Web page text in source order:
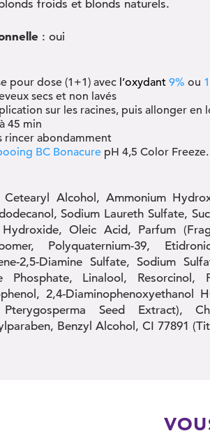
froids et blonds naturels.
: oui
pour dose (1+1) avec l’oxydant 9% ou
secs et non lavés
sur les racines, puis allonger en
45 min
rincer abondamment
BC Bonacure pH 4,5 Color Freeze.
Cetearyl Alcohol, Ammonium
Sodium Laureth Sulfate,
Oleic Acid, Parfum
Polyquaternium-39,
2,5-Diamine Sulfate, Sodium
Phosphate, Linalool, Resorcinol,
2,4-Diaminophenoxyethanol
Seed Extract),
Benzyl Alcohol, CI 77891